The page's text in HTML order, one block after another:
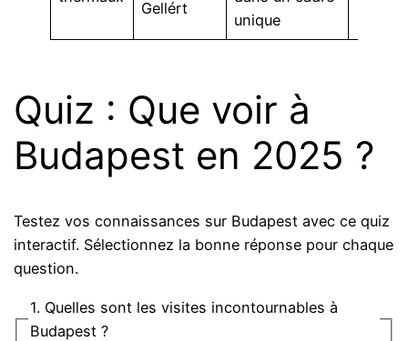
Gellért
unique
Quiz : Que voir à
Budapest en 2025 ?
Testez vos connaissances sur Budapest avec ce quiz
interactif. Sélectionnez la bonne réponse pour chaque
question.
1. Quelles sont les visites incontournables à
Budapest ?